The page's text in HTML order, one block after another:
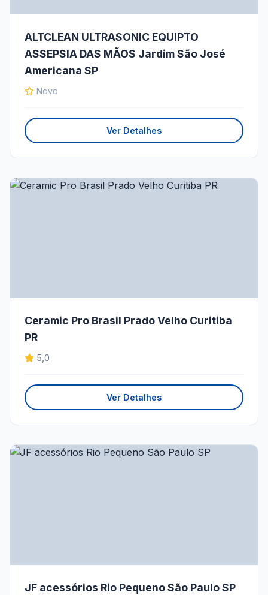
ALTCLEAN ULTRASONIC EQUIPTO
ASSEPSIA DAS MÃOS Jardim São José
Americana SP
Novo
Ver Detalhes
Ceramic Pro Brasil Prado Velho Curitiba
PR
5,0
Ver Detalhes
JF acessórios Rio Pequeno São Paulo SP